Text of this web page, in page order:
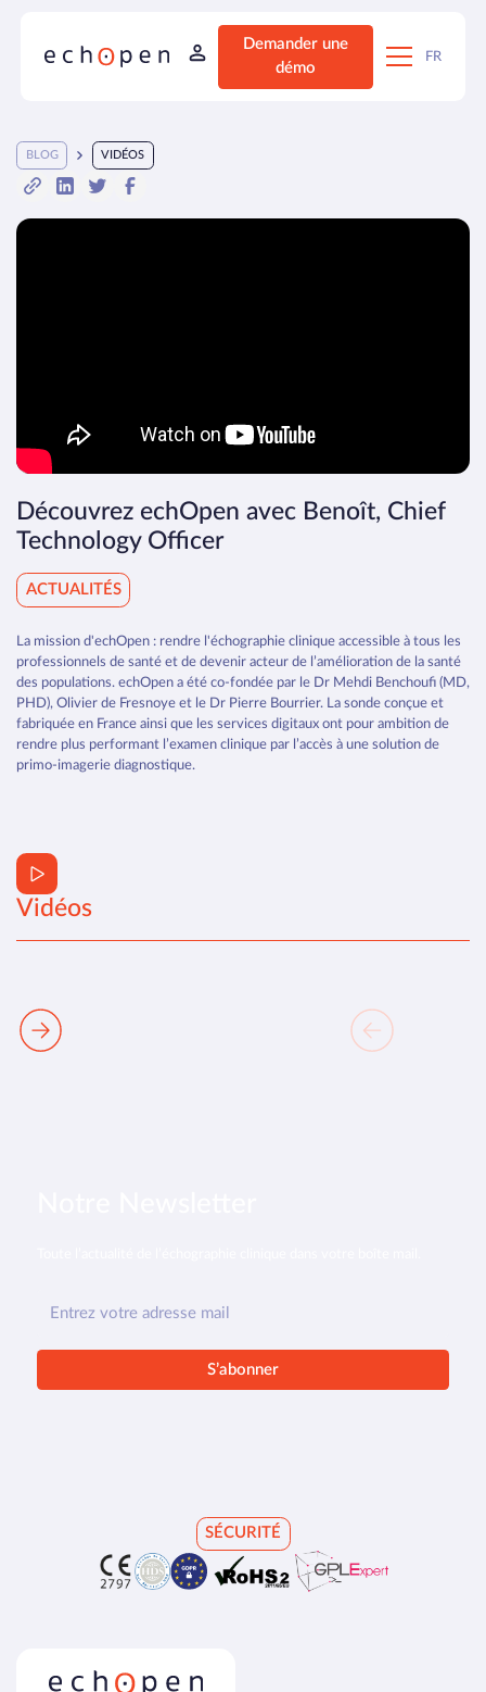
Demander une
démo
FR
BLOG VIDÉOS
Découvrez echOpen avec Benoît, Chief
Technology Officer
ACTUALITÉS
La mission d'echOpen : rendre l'échographie clinique accessible à tous les
professionnels de santé et de devenir acteur de l’amélioration de la santé
des populations. echOpen a été co-fondée par le Dr Mehdi Benchoufi (MD,
PHD), Olivier de Fresnoye et le Dr Pierre Bourrier. La sonde conçue et
fabriquée en France ainsi que les services digitaux ont pour ambition de
rendre plus performant l’examen clinique par l’accès à une solution de
primo-imagerie diagnostique.
Vidéos
SÉCURITÉ